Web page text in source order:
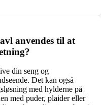
anvendes til at
din seng og
Det kan også
med hylderne på
med puder, plaider eller